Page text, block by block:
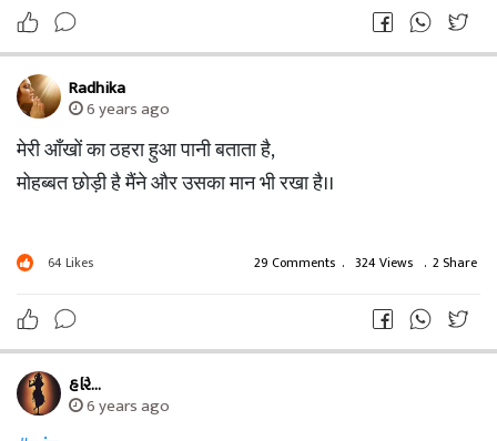
Radhika
6 years ago
मेरी आँखों का ठहरा हुआ पानी बताता है,
मोहब्बत छोड़ी है मैंने और उसका मान भी रखा है।।